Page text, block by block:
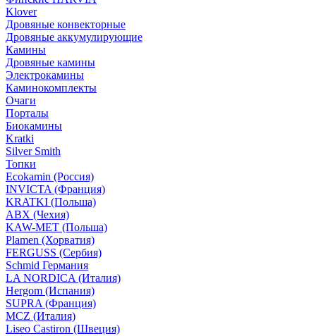
Klover
Дровяные конвекторные
Дровяные аккумулирующие
Камины
Дровяные камины
Электрокамины
Каминокомплекты
Очаги
Порталы
Биокамины
Kratki
Silver Smith
Топки
Ecokamin (Россия)
INVICTA (Франция)
KRATKI (Польша)
ABX (Чехия)
KAW-MET (Польша)
Plamen (Хорватия)
FERGUSS (Сербия)
Schmid Германия
LA NORDICA (Италия)
Hergom (Испания)
SUPRA (Франция)
MCZ (Италия)
Liseo Castiron (Швеция)